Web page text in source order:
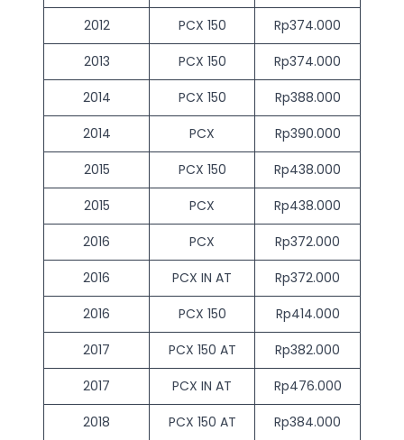
2012
PCX 150
Rp374.000
2013
PCX 150
Rp374.000
2014
PCX 150
Rp388.000
2014
PCX
Rp390.000
2015
PCX 150
Rp438.000
2015
PCX
Rp438.000
2016
PCX
Rp372.000
2016
PCX IN AT
Rp372.000
2016
PCX 150
Rp414.000
2017
PCX 150 AT
Rp382.000
2017
PCX IN AT
Rp476.000
2018
PCX 150 AT Rp384.000